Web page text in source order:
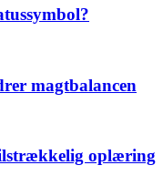
magtbalancen
oplæring